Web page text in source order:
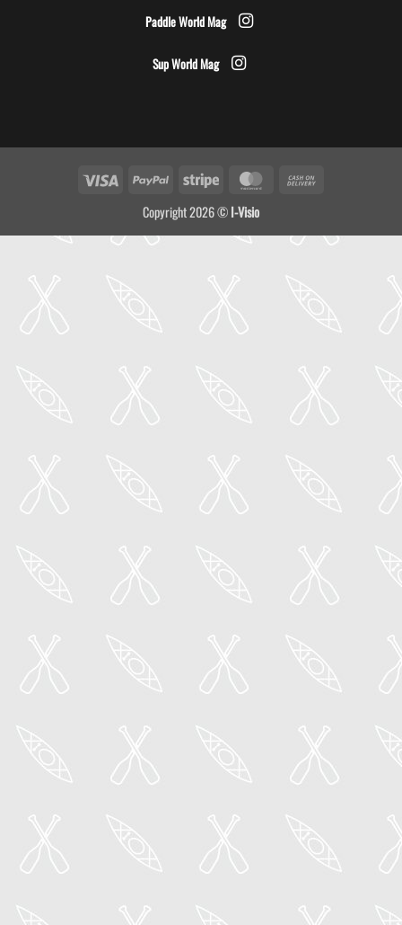
Paddle World Mag
Sup World Mag
Visa PayPal Stripe MasterCard
Copyright 2026 ©I-Visio